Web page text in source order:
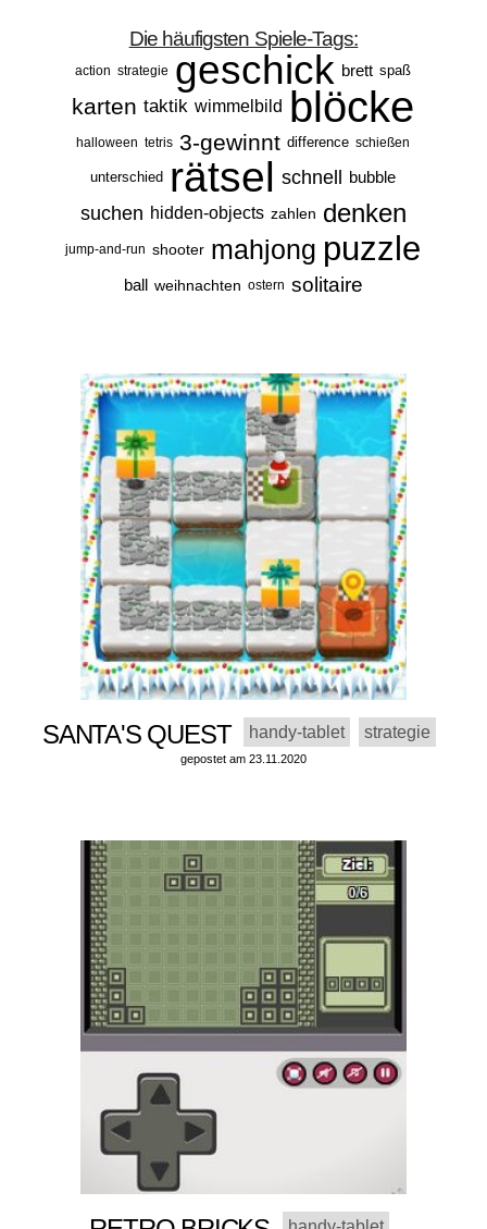
Die häufigsten Spiele-Tags:
action strategie geschick brett spaß
karten taktik wimmelbild blöcke
halloween tetris 3-gewinnt difference schießen
unterschied rätsel schnell bubble
suchen hidden-objects zahlen denken
jump-and-run shooter mahjong puzzle
ball weihnachten ostern solitaire
SANTA'S QUEST handy-tablet strategie
gepostet am 23.11.2020